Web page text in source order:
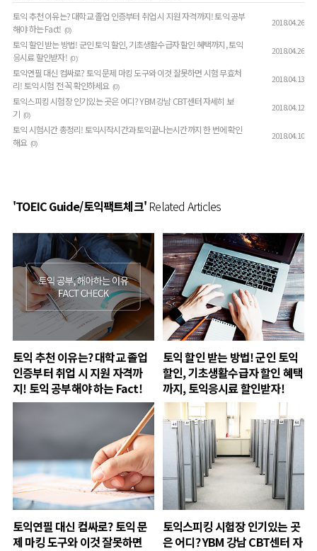
토익 추천 이유는? 대학교 졸업 인증부터 취업 시 지원 자격까지! 토익 공부
해야 하는 Fact! (0)
2018.04.26
토익 할인 받는 방법! 군인 토익 할인, 기초생활수급자 할인 혜택까지, 토익
응시료 할인받자! (0)
2018.04.26
토익연필 대신 컴싸로? 토익 문제 마킹 도구와 이것 잘못하면 시험 무효처
리! 토익 시험 전 꼭 확인하세요 (0)
2018.04.13
토익스피킹 시험장 인기있는 곳은 어디? YBM 강남 CBT센터 자세히 보
기 (0)
2018.04.12
토익 시험시간 총정리! 토익시작시간과 토익끝나는시간까지 한 번에 확인
해요 (0)
2018.04.10
'TOEIC Guide/토익팩트체크' Related Articles
토익 추천 이유는? 대학교 졸업
인증부터 취업 시 지원 자격까
지! 토익 공부해야 하는 Fact!
토익 할인 받는 방법! 군인 토익
할인, 기초생활수급자 할인 혜택
까지, 토익응시료 할인받자!
토익연필 대신 컴싸로? 토익 문
제 마킹 도구와 이것 잘못하면
토익스피킹 시험장 인기있는 곳
은 어디? YBM 강남 CBT센터 자